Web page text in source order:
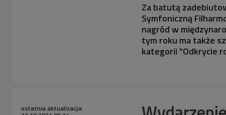
Za batutą
Symfoniczną
nagród w
tym roku ma także
kategorii "Odkrycie
ostatnia aktualizacja: